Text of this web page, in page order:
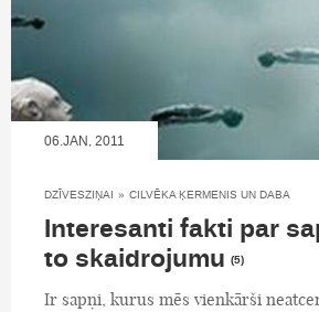
06.JAN, 2011
DZĪVESZIŅAI » CILVĒKA ĶERMENIS UN DABA
Interesanti fakti par
to skaidrojumu (5)
Ir sapņi, kurus mēs vienkārši